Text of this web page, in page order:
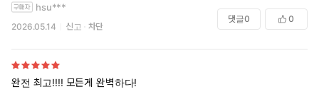
hsu***
2026.05.14 신고 차단
댓글0 0
완전 최고!!!! 모든게 완벽하다!